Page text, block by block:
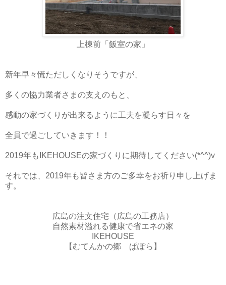
上棟前「飯室の家」
新年早々慌ただしくなりそうですが、
多くの協力業者さまの支えのもと、
感動の家づくりが出来るように工夫を凝らす日々を
全員で過ごしていきます！！
2019年もIKEHOUSEの家づくりに期待してください(*^^)v
それでは、2019年も皆さま方のご多幸をお祈り申し上げま
す。
広島の注文住宅（広島の工務店）
自然素材溢れる健康で省エネの家
IKEHOUSE
【むてんかの郷 ぱぽら】